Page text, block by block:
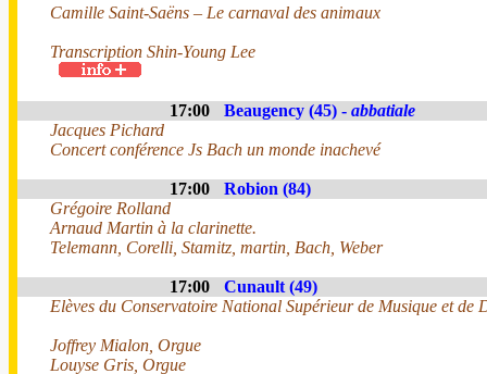
Camille Saint-Saëns – Le carnaval des animaux
Transcription Shin-Young Lee
17:00 Beaugency (45) - abbatiale
Jacques Pichard
Concert conférence Js Bach un monde inachevé
17:00
Robion (84)
Grégoire Rolland
Arnaud Martin à la clarinette.
Telemann, Corelli, Stamitz, martin, Bach, Weber
17:00
Cunault (49)
Elèves du Conservatoire National Supérieur de Musique et de
Joffrey Mialon, Orgue
Louyse Gris, Orgue